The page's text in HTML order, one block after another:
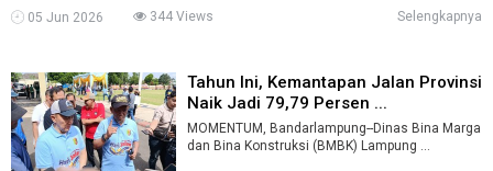
05 Jun 2026 344 Views Selengkapnya
Tahun Ini, Kemantapan Jalan Provinsi
Naik Jadi 79,79 Persen ...
MOMENTUM, Bandarlampung--Dinas Bina Marga
dan Bina Konstruksi (BMBK) Lampung